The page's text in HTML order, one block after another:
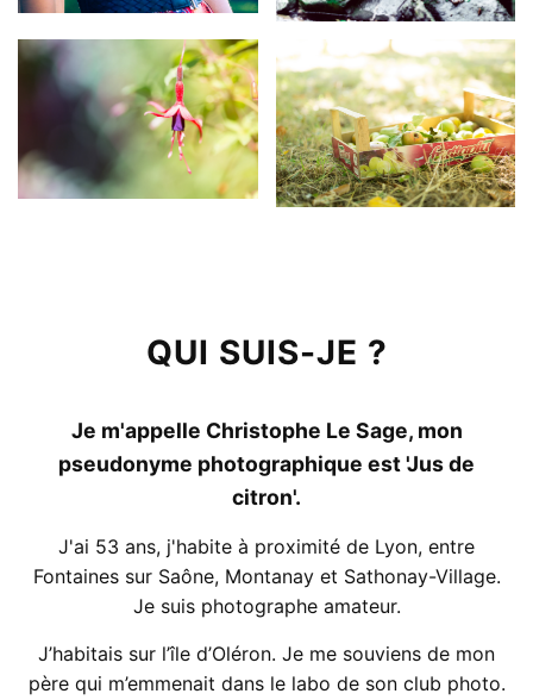
QUI SUIS-JE ?
Je m'appelle Christophe Le Sage, mon
pseudonyme photographique est 'Jus de
citron'.
J'ai 53 ans, j'habite à proximité de Lyon, entre
Fontaines sur Saône, Montanay et Sathonay-Village.
Je suis photographe amateur.
J’habitais sur l’île d’Oléron. Je me souviens de mon
père qui m’emmenait dans le labo de son club photo.